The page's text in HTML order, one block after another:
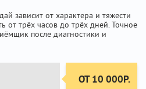
зависит от характера и тяжести
от трёх часов до трёх дней. Точное
после диагностики и
ОТ 10 000Р.